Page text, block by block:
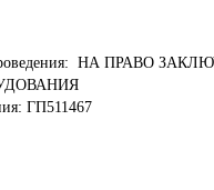
НА ПРАВО
ГП511467